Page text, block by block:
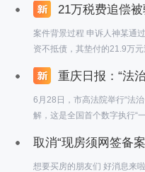
21万税费追偿被驳回！司法拍卖“税费垫付”条
案件背景过程 申诉人神某通
资不抵债，其垫付的21.9万
经最高人民法院审查，裁定维持原判。 争议焦点 司
税费不得从本次成交款受偿"
主张税费优先受偿？ 税费承
重庆日报：“法治•渝诉快执”上线！
6月28日，市高法院举行“法
解，这是全国首个数字执行“
办案人员可通过办案端在线
查控等事务，实现移动办案。
想要买房的朋友们 好消息来啦！ 为更好满足居民刚性 和改善性住房需